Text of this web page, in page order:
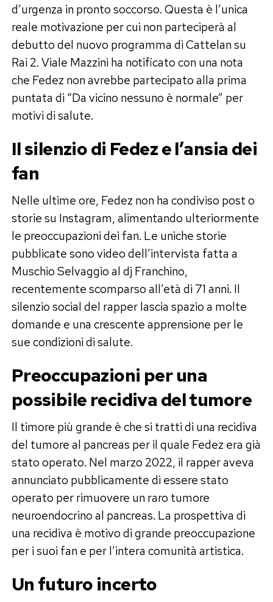
d’urgenza in pronto soccorso. Questa è l’unica
reale motivazione per cui non parteciperà al
debutto del nuovo programma di Cattelan su
Rai 2. Viale Mazzini ha notificato con una nota
che Fedez non avrebbe partecipato alla prima
puntata di “Da vicino nessuno è normale” per
motivi di salute.
Il silenzio di Fedez e l’ansia dei
fan
Nelle ultime ore, Fedez non ha condiviso post o
storie su Instagram, alimentando ulteriormente
le preoccupazioni dei fan. Le uniche storie
pubblicate sono video dell’intervista fatta a
Muschio Selvaggio al dj Franchino,
recentemente scomparso all’età di 71 anni. Il
silenzio social del rapper lascia spazio a molte
domande e una crescente apprensione per le
sue condizioni di salute.
Preoccupazioni per una
possibile recidiva del tumore
Il timore più grande è che si tratti di una recidiva
del tumore al pancreas per il quale Fedez era già
stato operato. Nel marzo 2022, il rapper aveva
annunciato pubblicamente di essere stato
operato per rimuovere un raro tumore
neuroendocrino al pancreas. La prospettiva di
una recidiva è motivo di grande preoccupazione
per i suoi fan e per l’intera comunità artistica.
Un futuro incerto